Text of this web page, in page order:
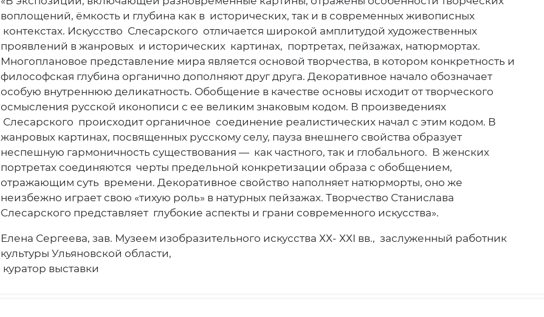
воплощений, ёмкость и глубина как в исторических, так и в современных живописных
контекстах. Искусство Слесарского отличается широкой амплитудой художественных
проявлений в жанровых и исторических картинах, портретах, пейзажах, натюрмортах.
Многоплановое представление мира является основой творчества, в котором конкретность и
философская глубина органично дополняют друг друга. Декоративное начало обозначает
особую внутреннюю деликатность. Обобщение в качестве основы исходит от творческого
осмысления русской иконописи с ее великим знаковым кодом. В произведениях
Слесарского происходит органичное соединение реалистических начал с этим кодом. В
жанровых картинах, посвященных русскому селу, пауза внешнего свойства образует
неспешную гармоничность существования — как частного, так и глобального. В женских
портретах соединяются черты предельной конкретизации образа с обобщением,
отражающим суть времени. Декоративное свойство наполняет натюрморты, оно же
неизбежно играет свою «тихую роль» в натурных пейзажах. Творчество Станислава
Слесарского представляет глубокие аспекты и грани современного искусства».
Елена Сергеева, зав. Музеем изобразительного искусства ХХ- ХХI вв., заслуженный работник
культуры Ульяновской области,
куратор выставки